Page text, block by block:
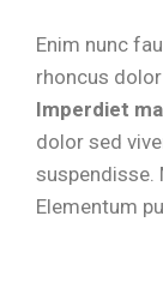
Enim nunc
rhoncus
Imperdiet
dolor sed
suspendisse.
Elementum